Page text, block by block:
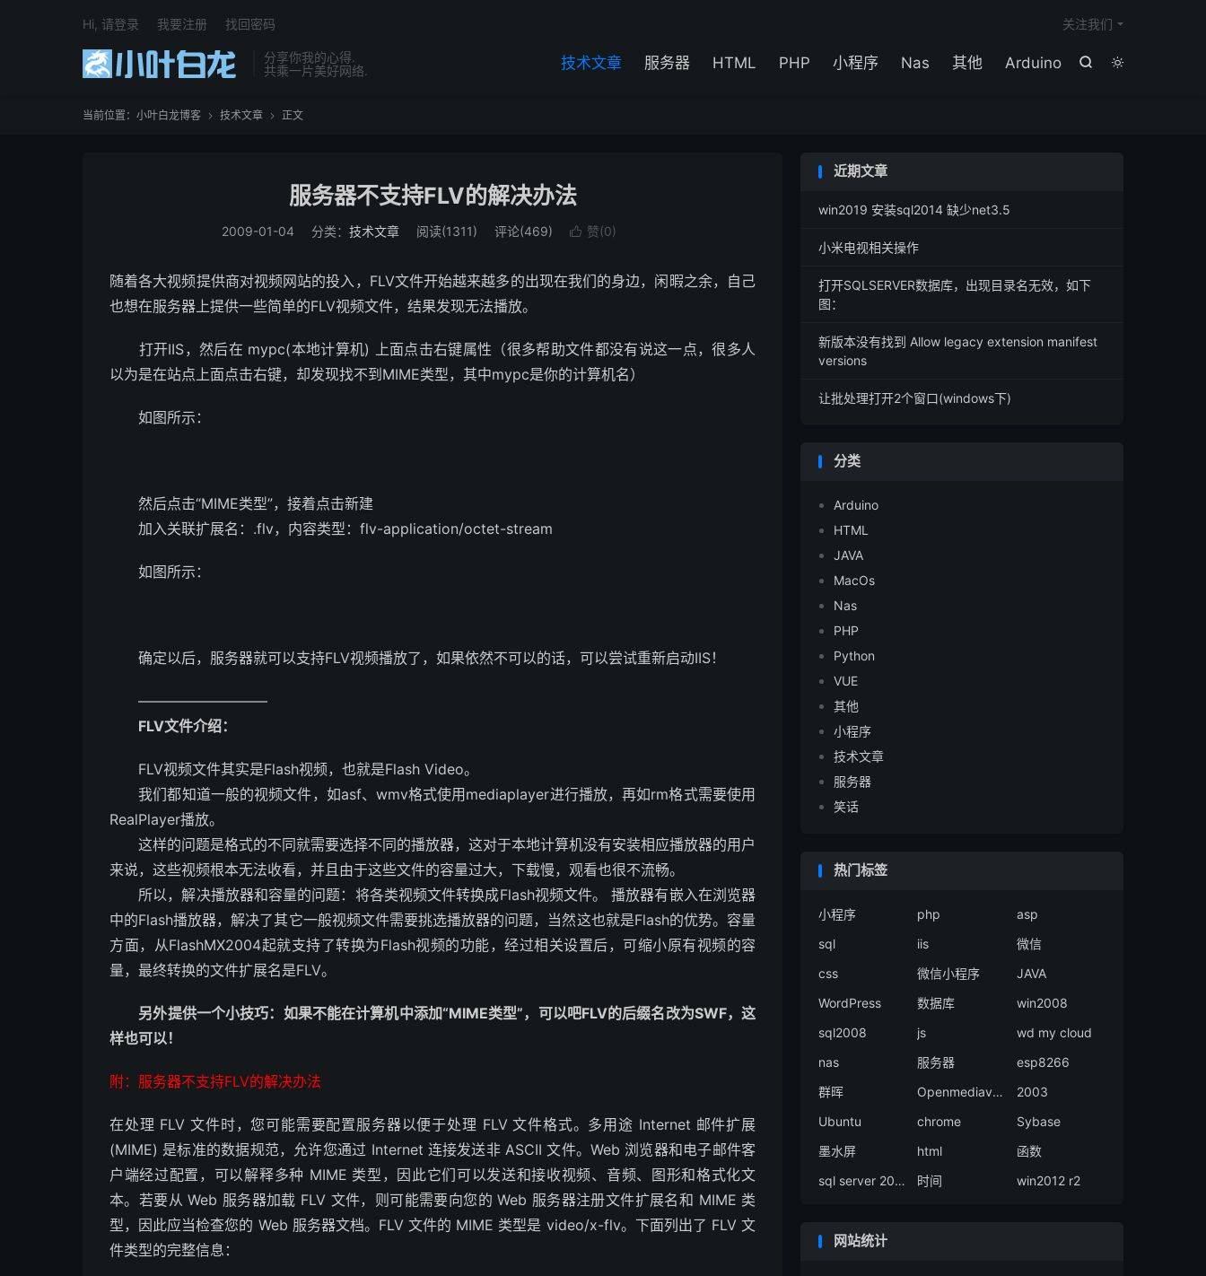
分享你我的心得.
共乘一片美好网络.


技术文章 服务器 HTML PHP 小程序 Nas 其他 Arduino
关注我们
Hi, 请登录 我要注册 找回密码
当前位置： 小叶白龙博客  技术文章  正文
服务器不支持FLV的解决办法
2009-01-04 分类： 技术文章 阅读(1311) 评论(469)  赞(0)
随着各大视频提供商对视频网站的投入，FLV文件开始越来越多的出现在我们的身边，闲暇之余，自己
也想在服务器上提供一些简单的FLV视频文件，结果发现无法播放。
打开IIS，然后在 mypc(本地计算机) 上面点击右键属性（很多帮助文件都没有说这一点，很多人
以为是在站点上面点击右键，却发现找不到MIME类型，其中mypc是你的计算机名）
如图所示：
然后点击“MIME类型”，接着点击新建
加入关联扩展名：.flv，内容类型：flv-application/octet-stream
如图所示：
确定以后，服务器就可以支持FLV视频播放了，如果依然不可以的话，可以尝试重新启动IIS！
—————————
FLV文件介绍：
FLV视频文件其实是Flash视频，也就是Flash Video。
我们都知道一般的视频文件，如asf、wmv格式使用mediaplayer进行播放，再如rm格式需要使用
RealPlayer播放。
这样的问题是格式的不同就需要选择不同的播放器，这对于本地计算机没有安装相应播放器的用户
来说，这些视频根本无法收看，并且由于这些文件的容量过大，下载慢，观看也很不流畅。
所以，解决播放器和容量的问题：将各类视频文件转换成Flash视频文件。 播放器有嵌入在浏览器
中的Flash播放器，解决了其它一般视频文件需要挑选播放器的问题，当然这也就是Flash的优势。容量
方面，从FlashMX2004起就支持了转换为Flash视频的功能，经过相关设置后，可缩小原有视频的容
量，最终转换的文件扩展名是FLV。
另外提供一个小技巧：如果不能在计算机中添加“MIME类型”，可以吧FLV的后缀名改为SWF，这
样也可以！
附：服务器不支持FLV的解决办法
在处理 FLV 文件时，您可能需要配置服务器以便于处理 FLV 文件格式。多用途 Internet 邮件扩展
(MIME) 是标准的数据规范，允许您通过 Internet 连接发送非 ASCII 文件。Web 浏览器和电子邮件客
户端经过配置，可以解释多种 MIME 类型，因此它们可以发送和接收视频、音频、图形和格式化文
本。若要从 Web 服务器加载 FLV 文件，则可能需要向您的 Web 服务器注册文件扩展名和 MIME 类
型，因此应当检查您的 Web 服务器文档。FLV 文件的 MIME 类型是 video/x-flv。下面列出了 FLV 文
件类型的完整信息：
近期文章
win2019 安装sql2014 缺少net3.5
小米电视相关操作
打开SQLSERVER数据库，出现目录名无效，如下
图：
新版本没有找到 Allow legacy extension manifest
versions
让批处理打开2个窗口(windows下)
分类
Arduino
HTML
JAVA
MacOs
Nas
PHP
Python
VUE
其他
小程序
技术文章
服务器
笑话
热门标签
小程序 php
asp
sql
iis
微信
css
微信小程序
JAVA
WordPress
数据库
win2008
sql2008
js
wd my cloud
nas
服务器
esp8266
群晖
Openmediavault
2003
Ubuntu
chrome
Sybase
墨水屏
html
函数
sql server 2008
时间 win2012 r2
网站统计